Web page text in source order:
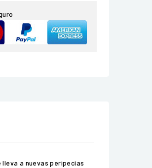
a nuevas peripecias